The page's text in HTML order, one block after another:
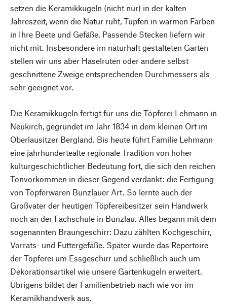
setzen die Keramikkugeln (nicht nur) in der kalten
Jahreszeit, wenn die Natur ruht, Tupfen in warmen Farben
in Ihre Beete und Gefäße. Passende Stecken liefern wir
nicht mit. Insbesondere im naturhaft gestalteten Garten
stellen wir uns aber Haselruten oder andere selbst
geschnittene Zweige entsprechenden Durchmessers als
sehr geeignet vor.
Die Keramikkugeln fertigt für uns die Töpferei Lehmann in
Neukirch, gegründet im Jahr 1834 in dem kleinen Ort im
Oberlausitzer Bergland. Bis heute führt Familie Lehmann
eine jahrhundertealte regionale Tradition von hoher
kulturgeschichtlicher Bedeutung fort, die sich den reichen
Tonvorkommen in dieser Gegend verdankt: die Fertigung
von Töpferwaren Bunzlauer Art. So lernte auch der
Großvater der heutigen Töpfereibesitzer sein Handwerk
noch an der Fachschule in Bunzlau. Alles begann mit dem
sogenannten Braungeschirr: Dazu zählten Kochgeschirr,
Vorrats- und Futtergefäße. Später wurde das Repertoire
der Töpferei um Essgeschirr und schließlich auch um
Dekorationsartikel wie unsere Gartenkugeln erweitert.
Übrigens bildet der Familienbetrieb nach wie vor im
Keramikhandwerk aus.